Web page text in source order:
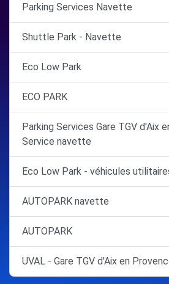
Parking Services Navette
Shuttle Park - Navette
Eco Low Park
ECO PARK
Parking Services Gare TGV d'Aix
Service navette
Eco Low Park - véhicules
AUTOPARK navette
AUTOPARK
UVAL - Gare TGV d'Aix en